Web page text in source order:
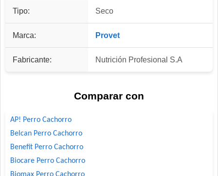
Tipo: Seco
Marca: Provet
Fabricante: Nutrición Profesional S.A
Comparar con
AP! Perro Cachorro
Belcan Perro Cachorro
Benefit Perro Cachorro
Biocare Perro Cachorro